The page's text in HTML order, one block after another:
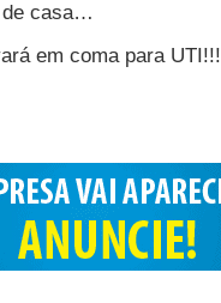
de casa…
em coma para UTI!!!